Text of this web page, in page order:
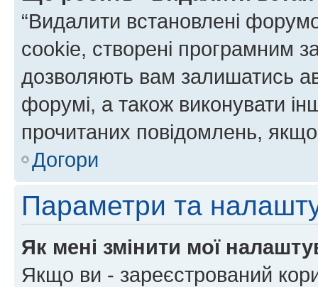
“Видалити встановлені
cookie, створені програмним
дозволяють вам залишатись
форумі, а також виконувати
прочитаних повідомлень,
Догори
Параметри та
Як мені змінити мої
Якщо ви - зареєстрований